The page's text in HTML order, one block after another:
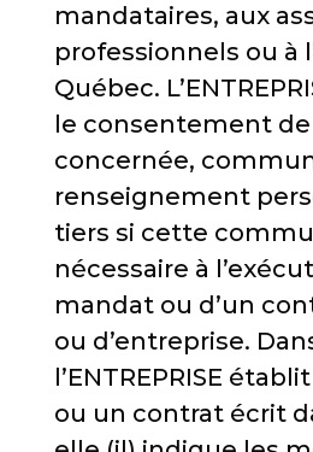
mandataires, aux
professionnels ou à
Québec.
le consentement
concernée,
renseignement
tiers si cette
nécessaire à
mandat ou d’un
ou d’entreprise.
l’ENTREPRISE
ou un contrat écrit